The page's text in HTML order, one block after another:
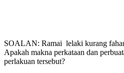
SOALAN: Ramai lelaki kurang
Apakah makna perkataan dan
perlakuan tersebut?